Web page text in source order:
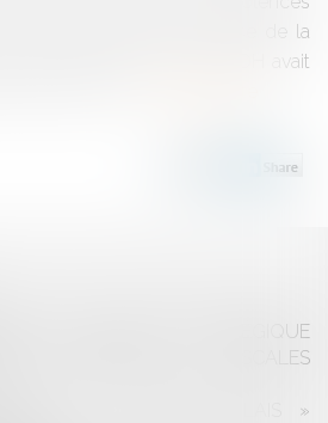
jurisprudence ambitieuse de la
de l’Homme. La CEDH avait
en 2025 la Fr...
: UN STATUT STRATÉGIQUE
JURIDIQUES ET FISCALES
: LE « SIMPLE RELAIS »